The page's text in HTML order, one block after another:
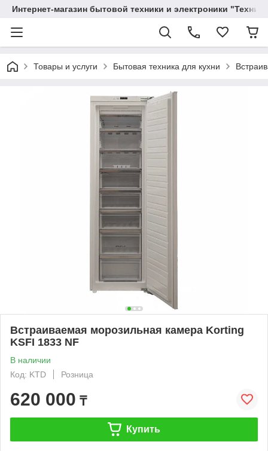
Интернет-магазин бытовой техники и электроники
Товары и услуги Бытовая техника для кухни
Встраиваемая морозильная камера Korting
KSFI 1833 NF
В наличии
Код: KTD
Розница
620 000 ₸
Купить